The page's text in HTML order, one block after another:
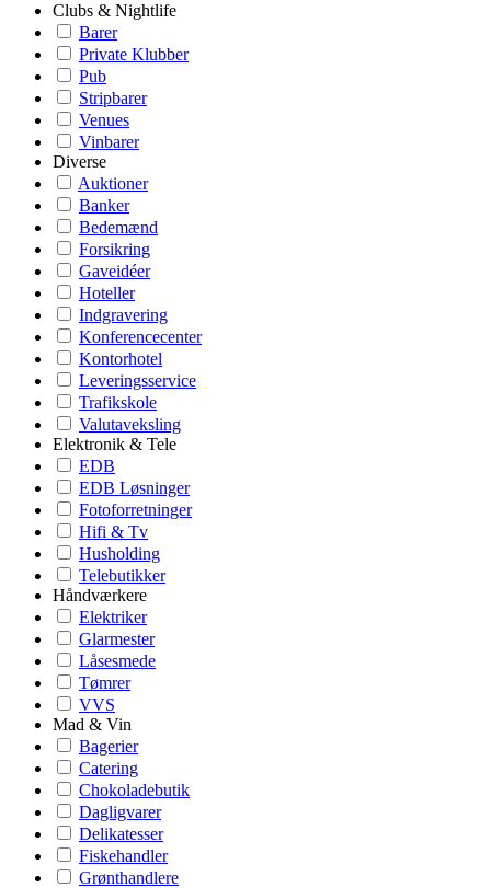
Clubs & Nightlife
Barer
Private Klubber
Pub
Stripbarer
Venues
Vinbarer
Diverse
Auktioner
Banker
Bedemænd
Forsikring
Gaveidéer
Hoteller
Indgravering
Konferencecenter
Kontorhotel
Leveringsservice
Trafikskole
Valutaveksling
Elektronik & Tele
EDB
EDB Løsninger
Fotoforretninger
Hifi & Tv
Husholding
Telebutikker
Håndværkere
Elektriker
Glarmester
Låsesmede
Tømrer
VVS
Mad & Vin
Bagerier
Catering
Chokoladebutik
Dagligvarer
Delikatesser
Fiskehandler
Grønthandlere